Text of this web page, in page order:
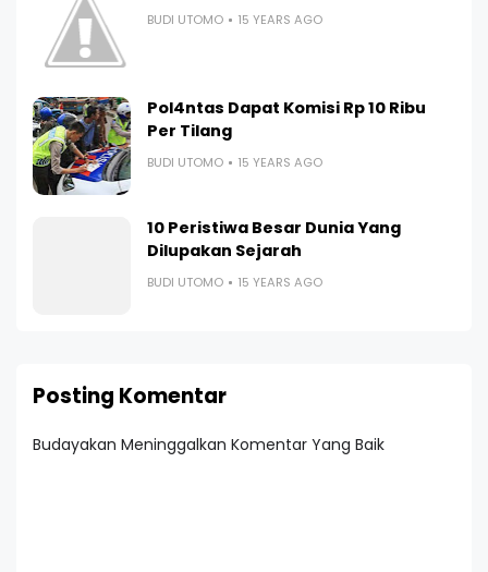
BUDI UTOMO 15 YEARS AGO
Pol4ntas Dapat Komisi Rp 10 Ribu
Per Tilang
BUDI UTOMO 15 YEARS AGO
10 Peristiwa Besar Dunia Yang
Dilupakan Sejarah
BUDI UTOMO 15 YEARS AGO
Posting Komentar
Budayakan Meninggalkan Komentar Yang Baik